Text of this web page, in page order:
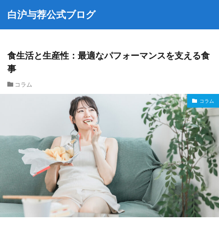
白沪与荐公式ブログ
食生活と生産性：最適なパフォーマンスを支える食
事
コラム
コラム